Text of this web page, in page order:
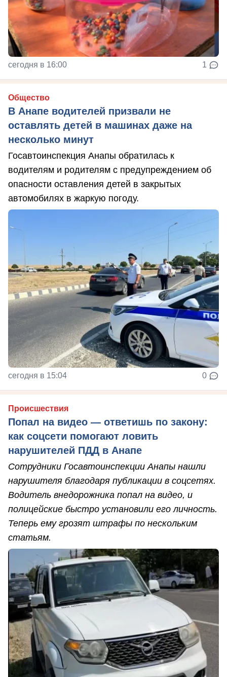
сегодня в 16:00 1
Общество
В Анапе водителей призвали не
оставлять детей в машинах даже на
несколько минут
Госавтоинспекция Анапы обратилась к
водителям и родителям с предупреждением об
опасности оставления детей в закрытых
автомобилях в жаркую погоду.
сегодня в 15:04 0
Происшествия
Попал на видео — ответишь по закону:
как соцсети помогают ловить
нарушителей ПДД в Анапе
Сотрудники Госавтоинспекции Анапы нашли
нарушителя благодаря публикации в соцсетях.
Водитель внедорожника попал на видео, и
полицейские быстро установили его личность.
Теперь ему грозят штрафы по нескольким
статьям.